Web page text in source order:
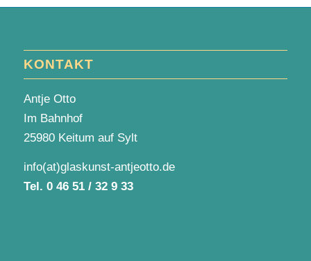
KONTAKT
Antje Otto
Im Bahnhof
25980 Keitum auf Sylt
info(at)glaskunst-antjeotto.de
Tel. 0 46 51 / 32 9 33